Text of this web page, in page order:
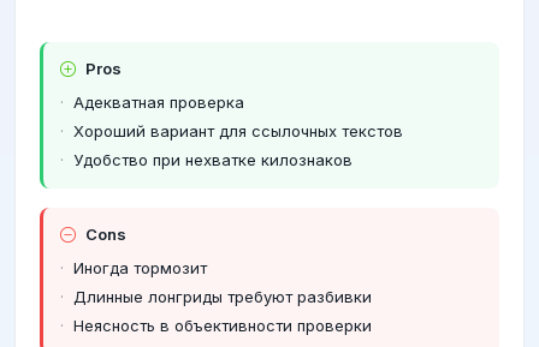
Pros
Адекватная проверка
Хороший вариант для ссылочных текстов
Удобство при нехватке килознаков
Cons
Иногда тормозит
Длинные лонгриды требуют разбивки
Неясность в объективности проверки